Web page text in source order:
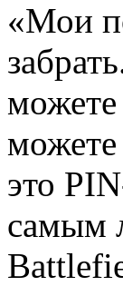
«Мои
можете
это
самым